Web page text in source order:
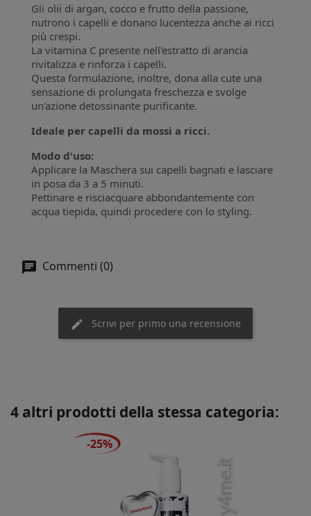
Gli olii di argan, cocco e frutto della passione,
nutrono i capelli e donano lucentezza anche ai ricci
più crespi.
La vitamina C presente nell'estratto di arancia
rivitalizza e rinforza i capelli.
Questa formulazione, inoltre, dona alla cute una
sensazione di prolungata freschezza e svolge
un'azione detossinante purificante.
Ideale per capelli da mossi a ricci.
Modo d'uso:
Applicare la Maschera sui capelli bagnati e lasciare
in posa da 3 a 5 minuti.
Pettinare e risciacquare abbondantemente con
acqua tiepida, quindi procedere con lo styling.
Commenti (0)
Scrivi per primo una recensione
4 altri prodotti della stessa categoria:
-25%